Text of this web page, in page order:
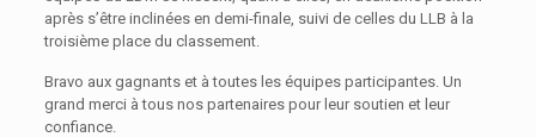
après s’être inclinées en demi-finale, suivi de celles du LLB à la
troisième place du classement.
Bravo aux gagnants et à toutes les équipes participantes. Un
grand merci à tous nos partenaires pour leur soutien et leur
confiance.